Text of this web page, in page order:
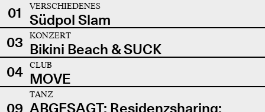
01
VERSCHIEDENES
Südpol Slam
03
KONZERT
Bikini Beach & SUCK
04
CLUB
MOVE
09
TANZ
ABGESAGT: Residenzsharing: